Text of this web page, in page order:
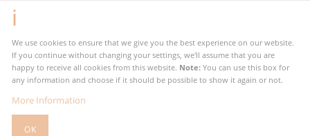
We use cookies to ensure that we give you the best experience on our website.
If you continue without changing your settings, we'll assume that you are
happy to receive all cookies from this website. Note:You can use this box for
any information and choose if it should be possible to show it again or not.
More Information
OK